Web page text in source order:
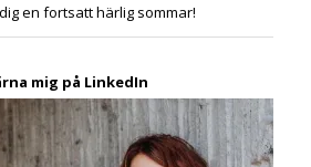
en fortsatt härlig sommar!
mig på LinkedIn